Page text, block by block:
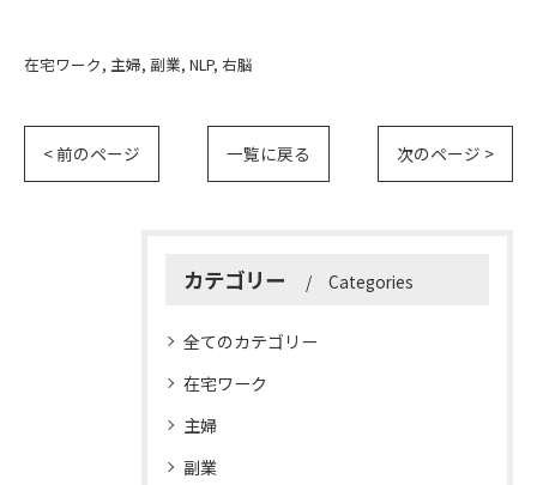
在宅ワーク 主婦 副業 NLP 右脳
< 前のページ 一覧に戻る 次のページ >
カテゴリー Categories
全てのカテゴリー
在宅ワーク
主婦
副業